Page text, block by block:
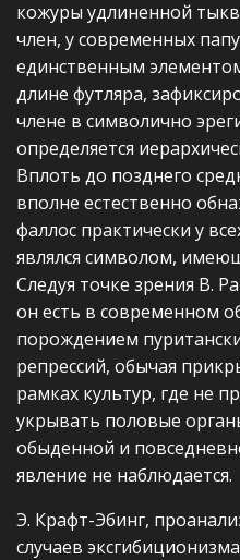
кожуры удлиненной
член, у современных
единственным
длине футляра,
члене в символично
определяется
Вплоть до позднего
вполне естественно
фаллос практически у
являлся символом,
Следуя точке зрения В.
он есть в современном
порождением
репрессий, обычая
рамках культур, где не
укрывать половые
обыденной и
явление не наблюдается.
Э. Крафт-Эбинг,
случаев